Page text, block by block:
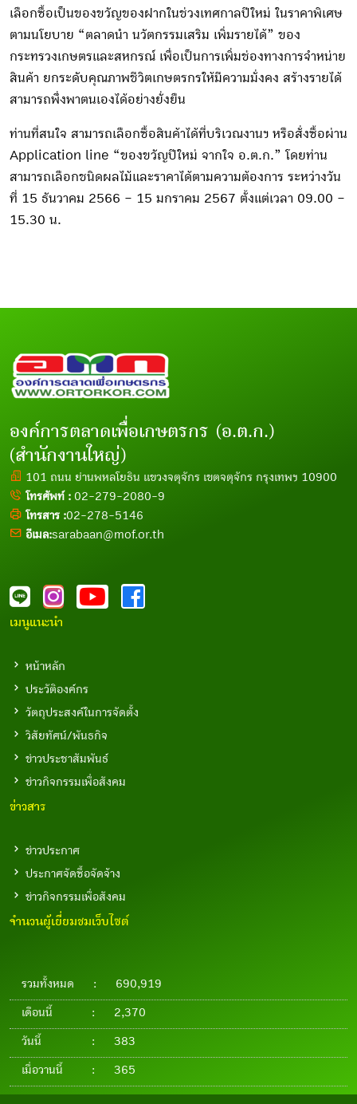
เลือกซื้อเป็นของขวัญของฝากในช่วงเทศกาลปีใหม่ ในราคาพิเศษ
ตามนโยบาย “ตลาดนำ นวัตกรรมเสริม เพิ่มรายได้” ของ
กระทรวงเกษตรและสหกรณ์ เพื่อเป็นการเพิ่มช่องทางการจำหน่าย
สินค้า ยกระดับคุณภาพชีวิตเกษตรกรให้มีความมั่งคง สร้างรายได้
สามารถพึ่งพาตนเองได้อย่างยั่งยืน
ท่านที่สนใจ สามารถเลือกซื้อสินค้าได้ที่บริเวณงานฯ หรือสั่งซื้อผ่าน
Application line “ของขวัญปีใหม่ จากใจ อ.ต.ก.” โดยท่าน
สามารถเลือกชนิดผลไม้และราคาได้ตามความต้องการ ระหว่างวัน
ที่ 15 ธันวาคม 2566 – 15 มกราคม 2567 ตั้งแต่เวลา 09.00 –
15.30 น.
องค์การตลาดเพื่อเกษตรกร (อ.ต.ก.)
(สำนักงานใหญ่)
101 ถนน ย่านพหลโยธิน แขวงจตุจักร เขตจตุจักร กรุงเทพฯ 10900
โทรศัพท์ : 02-279-2080-9
โทรสาร :02-278-5146
อีเมล:sarabaan@mof.or.th
เมนูแนะนำ
หน้าหลัก
ประวัติองค์กร
วัตถุประสงค์ในการจัดตั้ง
วิสัยทัศน์/พันธกิจ
ข่าวประชาสัมพันธ์
ข่าวกิจกรรมเพื่อสังคม
ข่าวสาร
ข่าวประกาศ
ประกาศจัดซื้อจัดจ้าง
ข่าวกิจกรรมเพื่อสังคม
จำนวนผู้เยี่ยมชมเว็บไซต์
รวมทั้งหมด : 690,919
เดือนนี้ : 2,370
วันนี้ : 383
เมื่อวานนี้ : 365